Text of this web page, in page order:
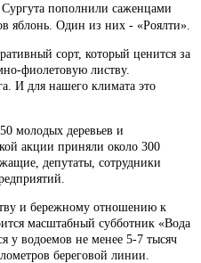
пополнили саженцами
яблонь. Один из них - «Роялти».
сорт, который ценится за
фиолетовую листву.
И для нашего климата это
молодых деревьев и
акции приняли около 300
депутаты, сотрудники
и бережному отношению к
масштабный субботник «Вода
у водоемов не менее 5-7 тысяч
береговой линии.